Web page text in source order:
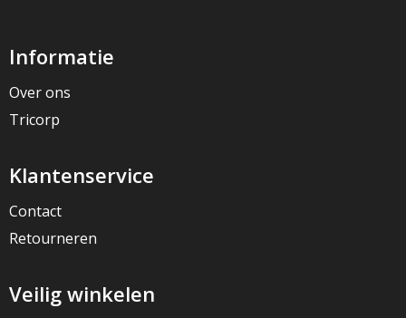
Informatie
Over ons
Tricorp
Klantenservice
Contact
Retourneren
Veilig winkelen